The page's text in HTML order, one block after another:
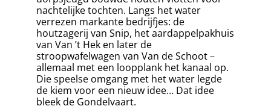
nachtelijke tochten. Langs het water
verrezen markante bedrijfjes: de
houtzagerij van Snip, het aardappelpakhuis
van Van ’t Hek en later de
stroopwafelwagen van Van de Schoot –
allemaal met een loopplank het kanaal op.
Die speelse omgang met het water legde
de kiem voor een nieuw idee… Dat idee
bleek de Gondelvaart.